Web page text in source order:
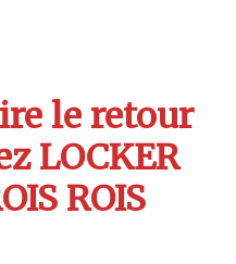
le retour
LOCKER
ROIS